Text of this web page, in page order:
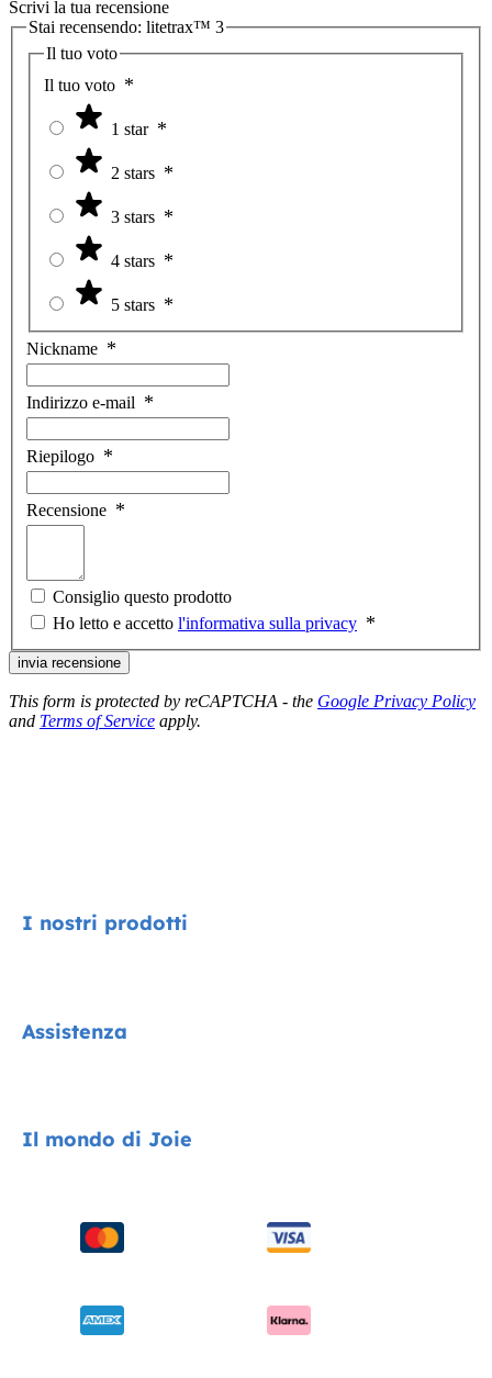
Scrivi la tua recensione
Stai recensendo: litetrax™ 3
Il tuo voto
Il tuo voto
1 star
2 stars
3 stars
4 stars
5 stars
Nickname
Indirizzo e-mail
Riepilogo
Recensione
Consiglio questo prodotto
Ho letto e accetto l'informativa sulla privacy
invia recensione
This form is protected by reCAPTCHA - the Google Privacy Policy
and Terms of Service apply.
I nostri prodotti
Seggiolini auto
Seggioloni
Lettini e culle
Assistenza
Spedizione e resi
Garanzia
Il mondo di Joie
Chi siamo
Riconoscimenti